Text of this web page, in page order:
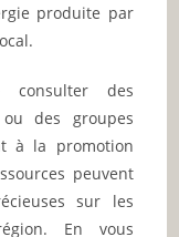
produite par
des
des groupes
à la promotion
peuvent
sur les
En vous